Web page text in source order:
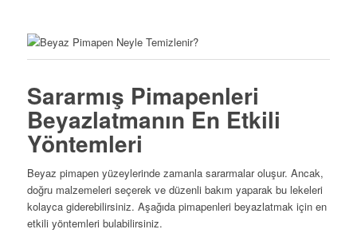
Sararmış Pimapenleri
Beyazlatmanın En Etkili
Yöntemleri
Beyaz pimapen yüzeylerinde zamanla sararmalar oluşur. Ancak,
doğru malzemeleri seçerek ve düzenli bakım yaparak bu lekeleri
kolayca giderebilirsiniz. Aşağıda pimapenleri beyazlatmak için en
etkili yöntemleri bulabilirsiniz.